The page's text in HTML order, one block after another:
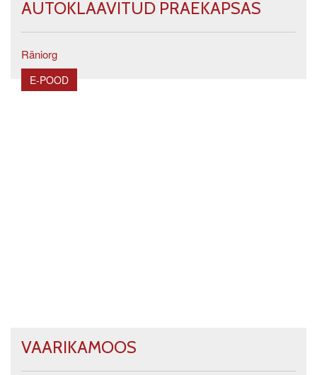
AUTOKLAAVITUD PRAEKAPSAS
Räniorg
E-POOD
VAARIKAMOOS